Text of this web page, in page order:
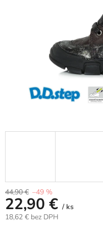
44,90 € –49 %
22,90 € / ks
18,62 € bez DPH